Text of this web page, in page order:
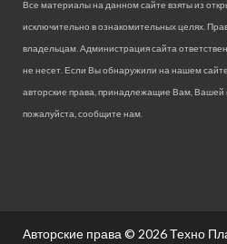
Все материалы на данном сайте взяты из
исключительно в ознакомительных целях.
владельцам. Администрация сайта
не несет. Если Вы обнаружили на нашем
авторские права, принадлежащие Вам, Вашей
пожалуйста, сообщите нам.
Авторские права © 2026Техно